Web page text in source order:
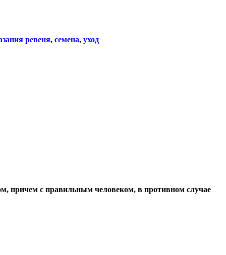
ревеня, семена, уход
причем с правильным человеком, в противном случае